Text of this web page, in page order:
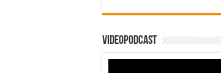
Videopodcast